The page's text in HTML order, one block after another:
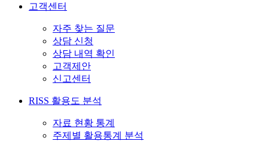
고객센터
자주 찾는 질문
상담 신청
상담 내역 확인
고객제안
신고센터
RISS 활용도 분석
자료 현황 통계
주제별 활용통계 분석